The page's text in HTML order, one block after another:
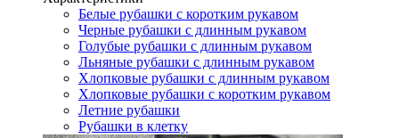
Белые рубашки с коротким рукавом
Черные рубашки с длинным рукавом
Голубые рубашки с длинным рукавом
Льняные рубашки с длинным рукавом
Хлопковые рубашки с длинным рукавом
Хлопковые рубашки с коротким рукавом
Летние рубашки
Рубашки в клетку